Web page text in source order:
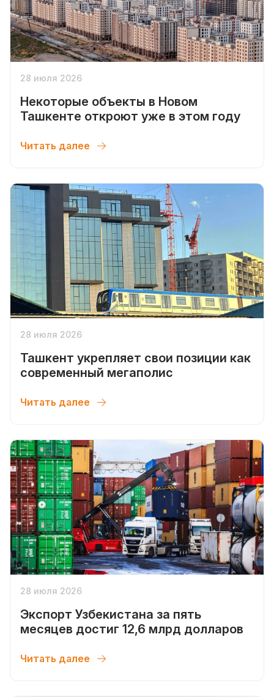
28 июля 2026
Некоторые объекты в Новом
Ташкенте откроют уже в этом году
Читать далее
28 июля 2026
Ташкент укрепляет свои позиции как
современный мегаполис
Читать далее
28 июля 2026
Экспорт Узбекистана за пять
месяцев достиг 12,6 млрд долларов
Читать далее